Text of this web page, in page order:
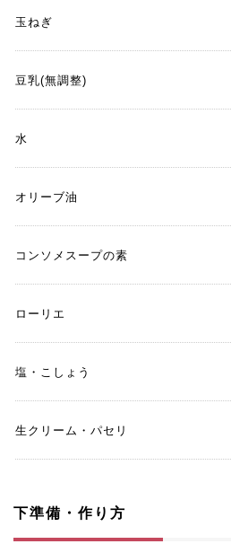
玉ねぎ
豆乳(無調整)
水
オリーブ油
コンソメスープの素
ローリエ
塩・こしょう
生クリーム・パセリ
下準備・作り方